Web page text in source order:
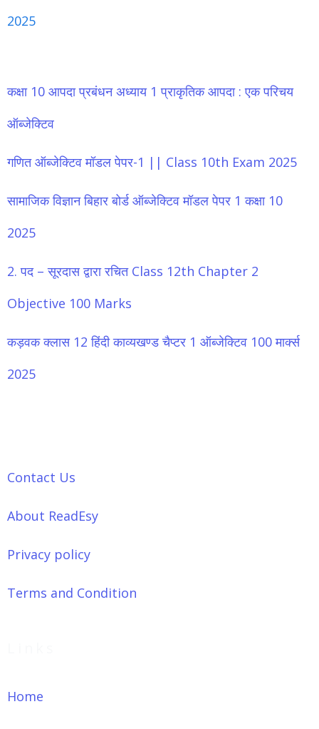
2025
कक्षा 10 आपदा प्रबंधन अध्याय 1 प्राकृतिक आपदा : एक परिचय
ऑब्जेक्टिव
गणित ऑब्जेक्टिव मॉडल पेपर-1 || Class 10th Exam 2025
सामाजिक विज्ञान बिहार बोर्ड ऑब्जेक्टिव मॉडल पेपर 1 कक्षा 10
2025
2. पद – सूरदास द्वारा रचित Class 12th Chapter 2
Objective 100 Marks
कड़वक क्लास 12 हिंदी काव्यखण्ड चैप्टर 1 ऑब्जेक्टिव 100 मार्क्स
2025
Contact Us
About ReadEsy
Privacy policy
Terms and Condition
Home